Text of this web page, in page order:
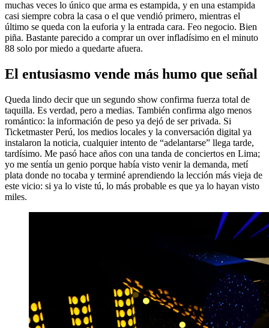
muchas veces lo único que arma es estampida, y en una estampida
casi siempre cobra la casa o el que vendió primero, mientras el
último se queda con la euforia y la entrada cara. Feo negocio. Bien
piña. Bastante parecido a comprar un over infladísimo en el minuto
88 solo por miedo a quedarte afuera.
El entusiasmo vende más humo que señal
Queda lindo decir que un segundo show confirma fuerza total de
taquilla. Es verdad, pero a medias. También confirma algo menos
romántico: la información de peso ya dejó de ser privada. Si
Ticketmaster Perú, los medios locales y la conversación digital ya
instalaron la noticia, cualquier intento de “adelantarse” llega tarde,
tardísimo. Me pasó hace años con una tanda de conciertos en Lima;
yo me sentía un genio porque había visto venir la demanda, metí
plata donde no tocaba y terminé aprendiendo la lección más vieja de
este vicio: si ya lo viste tú, lo más probable es que ya lo hayan visto
miles.